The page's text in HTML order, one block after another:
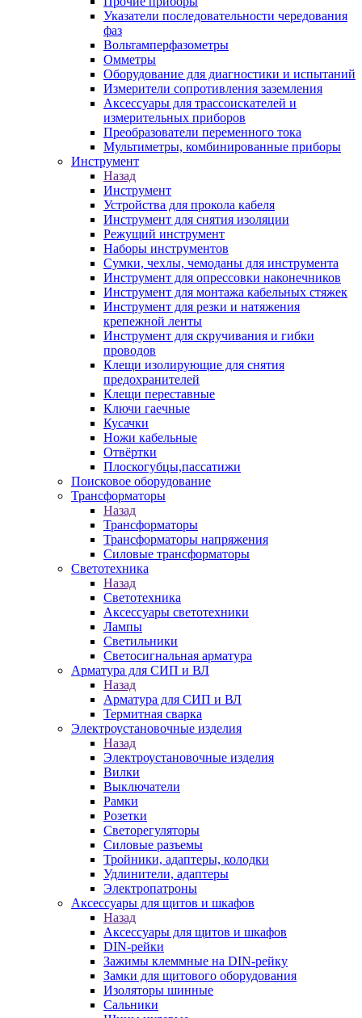
Указатели последовательности чередования
фаз
Вольтамперфазометры
Омметры
Оборудование для диагностики и испытаний
Измерители сопротивления заземления
Аксессуары для трассоискателей и
измерительных приборов
Преобразователи переменного тока
Мультиметры, комбинированные приборы
Инструмент
Назад
Инструмент
Устройства для прокола кабеля
Инструмент для снятия изоляции
Режущий инструмент
Наборы инструментов
Сумки, чехлы, чемоданы для инструмента
Инструмент для опрессовки наконечников
Инструмент для монтажа кабельных стяжек
Инструмент для резки и натяжения
крепежной ленты
Инструмент для скручивания и гибки
проводов
Клещи изолирующие для снятия
предохранителей
Клещи переставные
Ключи гаечные
Кусачки
Ножи кабельные
Отвёртки
Плоскогубцы,пассатижи
Поисковое оборудование
Трансформаторы
Назад
Трансформаторы
Трансформаторы напряжения
Силовые трансформаторы
Светотехника
Назад
Светотехника
Аксессуары светотехники
Лампы
Светильники
Светосигнальная арматура
Арматура для СИП и ВЛ
Назад
Арматура для СИП и ВЛ
Термитная сварка
Электроустановочные изделия
Назад
Электроустановочные изделия
Вилки
Выключатели
Рамки
Розетки
Светорегуляторы
Силовые разъемы
Тройники, адаптеры, колодки
Удлинители, адаптеры
Электропатроны
Аксессуары для щитов и шкафов
Назад
Аксессуары для щитов и шкафов
DIN-рейки
Зажимы клеммные на DIN-рейку
Замки для щитового оборудования
Изоляторы шинные
Сальники